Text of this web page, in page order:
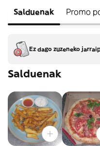
Salduenak Promo
Ez dago zuzeneko
Salduenak